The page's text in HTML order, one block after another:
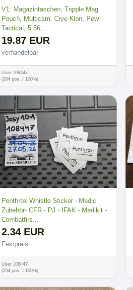
V1: Magazintaschen, Tripple Mag
Pouch, Multicam, Crye Klon, Pew
Tactical, 5.56, ...
19.87 EUR
verhandelbar
User 108447
(204 pos. / 100%)
Penthrox Whistle Sticker - Medic
Zubehör- CFR - PJ - IFAK - Medikit -
Combatfirs...
2.34 EUR
Festpreis
User 108447
(204 pos. / 100%)